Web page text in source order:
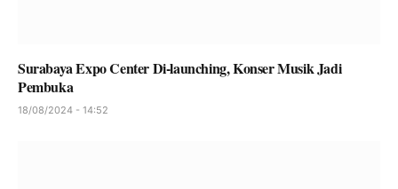
Surabaya Expo Center Di-launching, Konser Musik Jadi
Pembuka
18/08/2024 - 14:52